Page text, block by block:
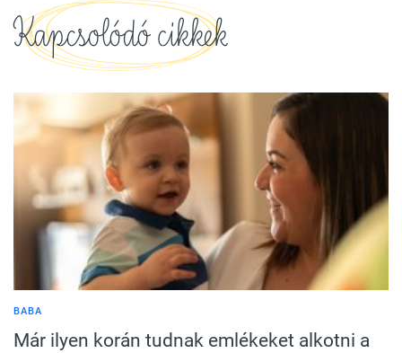
Kapcsolódó cikkek
BABA
Már ilyen korán tudnak emlékeket alkotni a